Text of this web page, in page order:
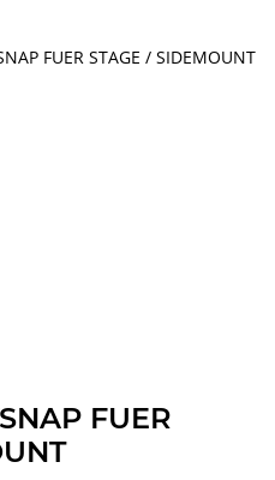
FUER